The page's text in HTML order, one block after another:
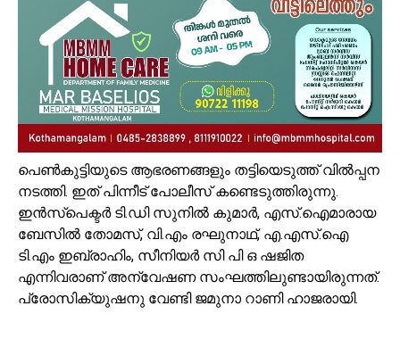
പെൺകുട്ടിയുടെ ആഭരണങ്ങളും തട്ടിയെടുത്ത് വിൽപ്പന
നടത്തി. ഇത് പിന്നീട് പോലീസ് കണ്ടെടുത്തിരുന്നു.
ഇൻസ്പെക്ടർ ടി.ഡി സുനിൽ കുമാർ, എസ്.ഐമാരായ
ബേസിൽ തോമസ്, വി.എം രഘുനാഥ്, എ.എസ്.ഐ
ടി.എം ഇബ്രാഹിം, സീനിയർ സി പി ഒ ഷജിത
എന്നിവരാണ് അന്വേഷണ സംഘത്തിലുണ്ടായിരുന്നത്.
പ്രോസിക്യുഷനു വേണ്ടി ജമുനാ റാണി ഹാജരായി.